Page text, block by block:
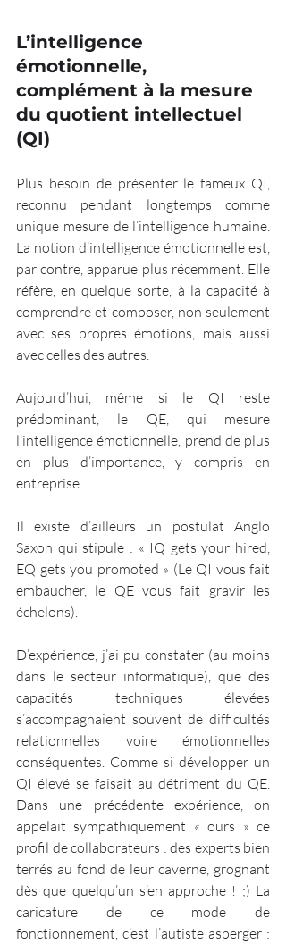
L’intelligence
émotionnelle,
complément à la mesure
du quotient intellectuel
(QI)
Plus besoin de présenter le fameux QI,
reconnu pendant longtemps comme
unique mesure de l’intelligence humaine.
La notion d’intelligence émotionnelle est,
par contre, apparue plus récemment. Elle
réfère, en quelque sorte, à la capacité à
comprendre et composer, non seulement
avec ses propres émotions, mais aussi
avec celles des autres.
Aujourd’hui, même si le QI reste
prédominant, le QE, qui mesure
l’intelligence émotionnelle, prend de plus
en plus d’importance, y compris en
entreprise.
Il existe d’ailleurs un postulat Anglo
Saxon qui stipule : « IQ gets your hired,
EQ gets you promoted » (Le QI vous fait
embaucher, le QE vous fait gravir les
échelons).
D’expérience, j’ai pu constater (au moins
dans le secteur informatique), que des
capacités techniques élevées
s’accompagnaient souvent de difficultés
relationnelles voire émotionnelles
conséquentes. Comme si développer un
QI élevé se faisait au détriment du QE.
Dans une précédente expérience, on
appelait sympathiquement « ours » ce
profil de collaborateurs : des experts bien
terrés au fond de leur caverne, grognant
dès que quelqu’un s’en approche ! ;) La
caricature de ce mode de
fonctionnement, c’est l’autiste asperger :